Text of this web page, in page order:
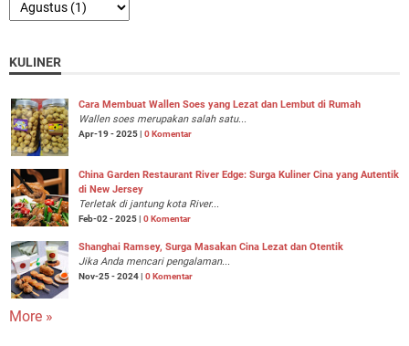
KULINER
Cara Membuat Wallen Soes yang Lezat dan Lembut di Rumah
Wallen soes merupakan salah satu...
Apr-19 - 2025 | 0 Komentar
China Garden Restaurant River Edge: Surga Kuliner Cina yang Autentik
di New Jersey
Terletak di jantung kota River...
Feb-02 - 2025 | 0 Komentar
Shanghai Ramsey, Surga Masakan Cina Lezat dan Otentik
Jika Anda mencari pengalaman...
Nov-25 - 2024 | 0 Komentar
More »